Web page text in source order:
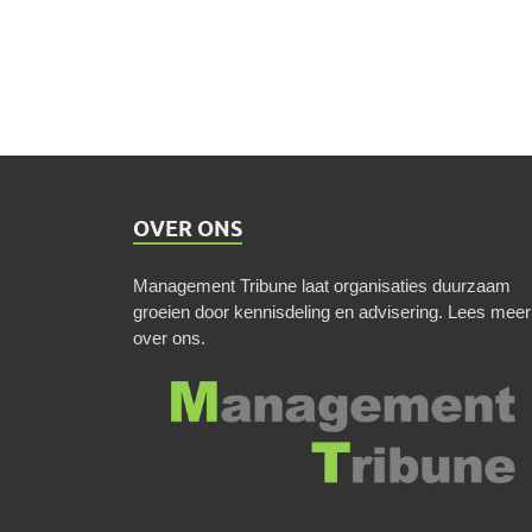
OVER ONS
Management Tribune laat organisaties duurzaam
groeien door kennisdeling en advisering. Lees meer
over ons.